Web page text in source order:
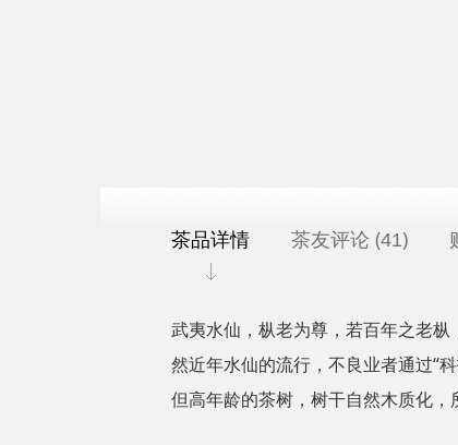
茶品详情 茶友评论 (41)
武夷水仙，枞老为尊，若百年之老枞
然近年水仙的流行，不良业者通过“
但高年龄的茶树，树干自然木质化，